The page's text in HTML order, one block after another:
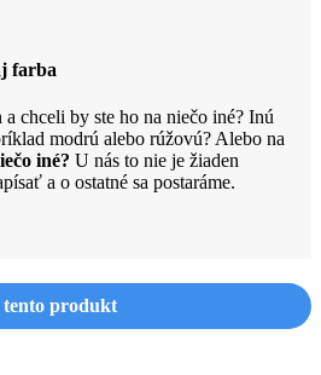
farba
chceli by ste ho na niečo iné? Inú
modrú alebo rúžovú? Alebo na
iné? U nás to nie je žiaden
a o ostatné sa postaráme.
produkt